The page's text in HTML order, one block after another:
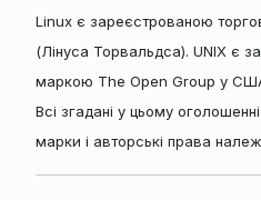
Linux є зареєстрованою
(Лінуса Торвальдса). UNIX є
маркою The Open Group у США
Всі згадані у цьому
марки і авторські права